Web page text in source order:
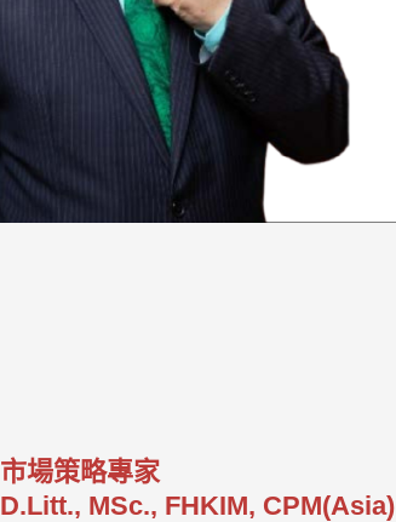
市場策略專家
D.Litt., MSc., FHKIM, CPM(Asia)